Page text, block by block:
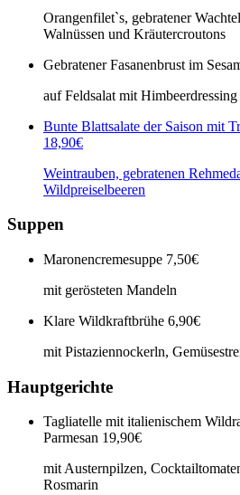
Orangenfilet`s, gebratener
Walnüssen und Kräutercroutons
Gebratener Fasanenbrust im
auf Feldsalat mit
Bunte Blattsalate der Saison mit
18,90€
Weintrauben, gebratenen
Wildpreiselbeeren
Suppen
Maronencremesuppe 7,50€
mit gerösteten Mandeln
Klare Wildkraftbrühe 6,90€
mit Pistaziennockerln,
Hauptgerichte
Tagliatelle mit italienischem
Parmesan 19,90€
mit Austernpilzen,
Rosmarin